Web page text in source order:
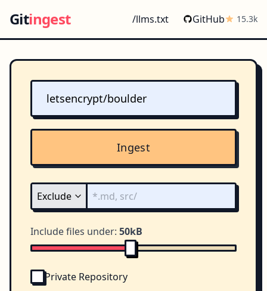
Gitingest /llms.txt GitHub 15.3k
Ingest
Include files under: 50kB
Private Repository